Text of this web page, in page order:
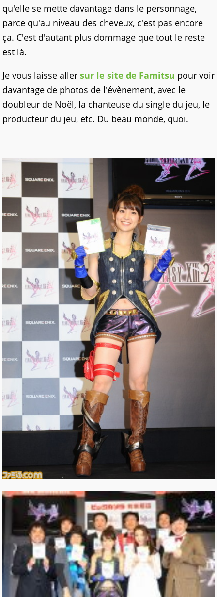
qu'elle se mette davantage dans le personnage,
parce qu'au niveau des cheveux, c'est pas encore
ça. C'est d'autant plus dommage que tout le reste
est là.
Je vous laisse aller sur le site de Famitsu pour voir
davantage de photos de l'évènement, avec le
doubleur de Noël, la chanteuse du single du jeu, le
producteur du jeu, etc. Du beau monde, quoi.